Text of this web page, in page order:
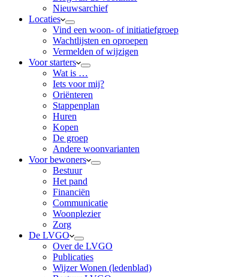
Nieuwsarchief
Locaties
Vind een woon- of initiatiefgroep
Wachtlijsten en oproepen
Vermelden of wijzigen
Voor starters
Wat is …
Iets voor mij?
Oriënteren
Stappenplan
Huren
Kopen
De groep
Andere woonvarianten
Voor bewoners
Bestuur
Het pand
Financiën
Communicatie
Woonplezier
Zorg
De LVGO
Over de LVGO
Publicaties
Wijzer Wonen (ledenblad)